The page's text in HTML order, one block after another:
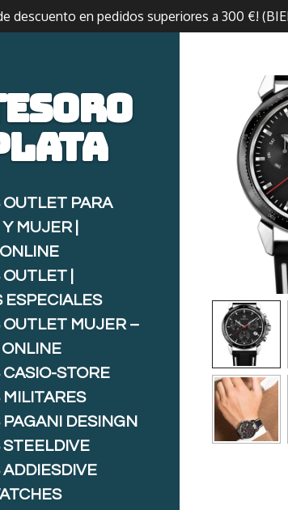
descuento en pedidos superiores a 300 €!
OUTLET PARA
MUJER |
|
ESPECIALES
OUTLET MUJER –
CASIO-STORE
MILITARES
PAGANI DESINGN
STEELDIVE
ADDIESDIVE